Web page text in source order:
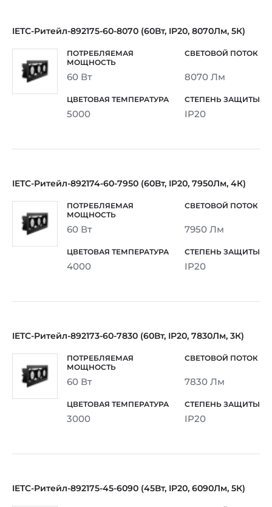
IETC-Ритейл-892175-60-8070 (60Вт, IP20, 8070Лм, 5К)
60 Вт 8070 Лм
5000 IP20
IETC-Ритейл-892174-60-7950 (60Вт, IP20, 7950Лм, 4К)
60 Вт 7950 Лм
4000 IP20
IETC-Ритейл-892173-60-7830 (60Вт, IP20, 7830Лм, 3К)
60 Вт 7830 Лм
3000 IP20
IETC-Ритейл-892175-45-6090 (45Вт, IP20, 6090Лм, 5К)